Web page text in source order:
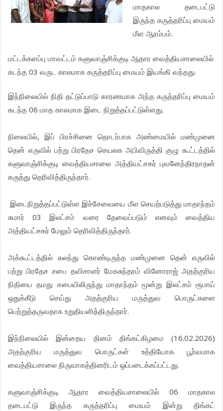
மாதகால தடைபட்டு
இருந்த கருத்தரிப்பு மையம்
மீள ஆரம்பம்.
மட்டக்களப்பு மாவட்டம் களுவாஞ்சிக்குடி ஆதார வைத்தியசாலையில்
கடந்த 03 வருட காலமாக கருத்தரிப்பு மையம் இயங்கி வந்தது.
இந்நிலையில் நிதி தட்டுப்பாடு காரணமாக அந்த கருத்தரிப்பு மையம்
கடந்த 06 மாத காலமாக இடை நிறுத்தப்பட்டுள்ளது.
நிலையில், இப் பிரச்சினை தொடர்பாக அண்மையில் மண்முனை
தென் எருவில் பற்று பிரதேச செயலக அபிவிருத்தி குழு கூட்டத்தில்
களுவாஞ்சிக்குடி வைத்தியசாலை அத்தியட்சகர் புவனேந்திரநாதன்
கருத்து தெரிவித்திருந்தார்.
இடைநிறுத்தப்பட்டுள்ள இச்சேவையை மீள செயற்படுத்து மாதாந்தம்
சுமார் 03 இலட்சம் வரை தேவைப்படும் எனவும் வைத்திய
அத்தியட்சகர் மேலும் தெரிவித்திருந்தார்.
அக்கூட்டத்தில் கலந்து கொண்டிருந்த மண்முனை தென் எருவில்
பற்று பிரதேச சபை தவிசாளர் மேகசுந்தரம் வினோராஜ் அதற்குரிய
நிதியை தமது சபையிலிருந்து மாதாந்தம் மூன்று இலட்சம் ரூபாய்
ஒதுக்கீடு செய்து அதற்குரிய மருத்துவ பொருட்களை
பெற்றுத்தருவதாக உறுதியளித்திருந்தார்.
இந்நிலையில் இன்றைய தினம் திங்கட்கிழமை (16.02.2026)
அதற்குரிய மருத்துவ பொருட்கள் உத்தியோக பூர்வமாக
வைத்தியசாலை நிருவாகத்தினரிடம் ஒப்படைக்கப்பட்டது.
களுவாஞ்சிக்குடி ஆதார வைத்தியசாலையில் 06 மாதகால
தடைபட்டு இருந்த கருத்தரிப்பு மையம் இன்று திங்கட்